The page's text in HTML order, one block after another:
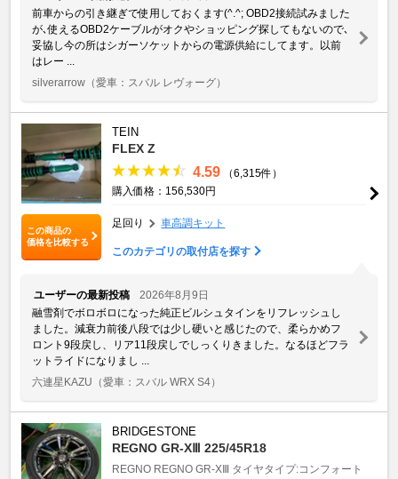
前車からの引き継ぎで使用しておくます(^.^; OBD2接続試みました
が､使えるOBD2ケーブルがオクやショッピング探してもないので､
妥協し今の所はシガーソケットからの電源供給にしてます。以前
はレー ...
silverarrow （愛車：スバル レヴォーグ）
この商品の
価格を比較する
TEIN
FLEX Z
4.59
（6,315件）
購入価格：156,530円
足回り 車高調キット
このカテゴリの取付店を探す
ユーザーの最新投稿
2026年8月9日
融雪剤でボロボロになった純正ビルシュタインをリフレッシュし
ました。減衰力前後八段では少し硬いと感じたので、柔らかめフ
ロント9段戻し、リア11段戻しでしっくりきました。なるほどフラ
ットライドになりまし ...
六連星KAZU （愛車：スバル WRX S4）
BRIDGESTONE
REGNO GR-XⅢ 225/45R18
REGNO REGNO GR-XⅢ タイヤタイプ:コンフォート